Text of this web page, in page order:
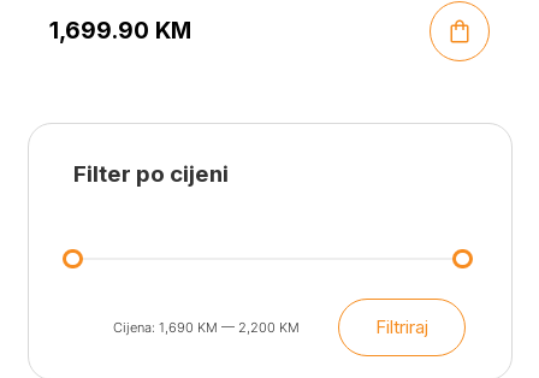
1,699.90 KM
Filter po cijeni
Min
cijena
Maks
cijena
Filtriraj
Cijena: 1,690 KM — 2,200 KM